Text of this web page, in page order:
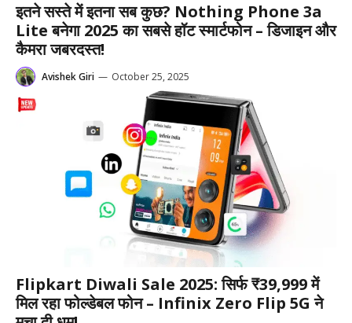
इतने सस्ते में इतना सब कुछ? Nothing Phone 3a
Lite बनेगा 2025 का सबसे हॉट स्मार्टफोन – डिजाइन और
कैमरा जबरदस्त!
Avishek Giri — October 25, 2025
Flipkart Diwali Sale 2025: सिर्फ ₹39,999 में
मिल रहा फोल्डेबल फोन – Infinix Zero Flip 5G ने